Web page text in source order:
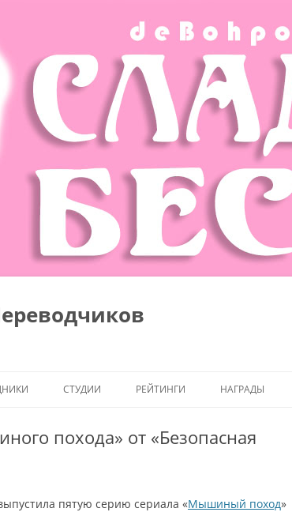
СТУДИИ РЕЙТИНГИ НАГРАДЫ
похода» от «Безопасная
пятую серию сериала «Мышиный поход»